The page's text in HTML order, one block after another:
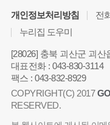
개인정보처리방침 전
누리집 도우미
[28026] 충북 괴산군 괴산
대표전화:043-830-3114
팩스 :043-832-8929
COPYRIGHT(C) 2017
RESERVED.